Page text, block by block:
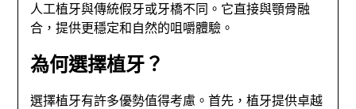
人工植牙與傳統假牙或牙橋不同。它直接與顎骨融
合，提供更穩定和自然的咀嚼體驗。
為何選擇植牙？
選擇植牙有許多優勢值得考慮。首先，植牙提供卓越